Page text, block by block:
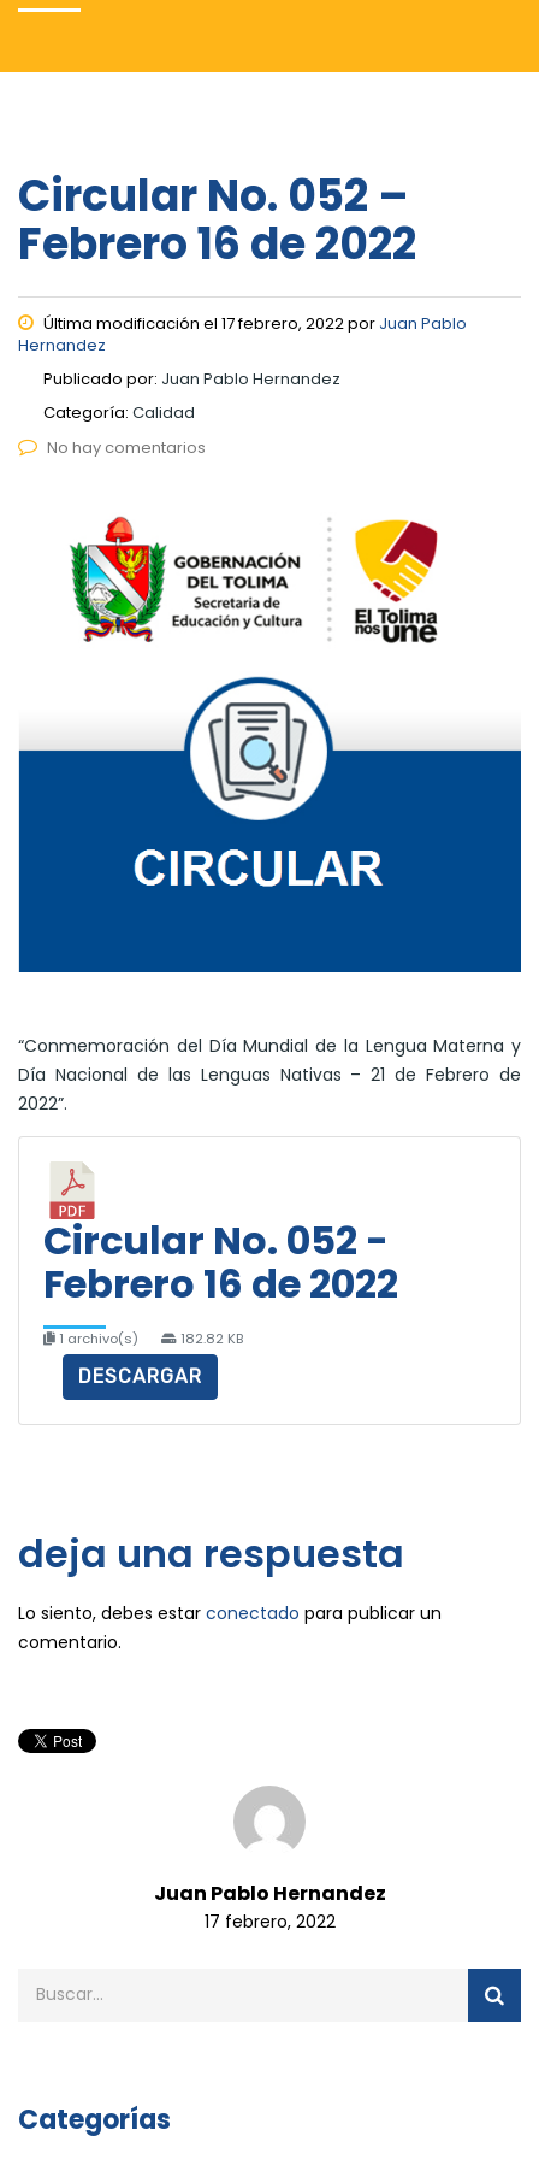
Circular No. 052 –
Febrero 16 de 2022
Última modificación el 17 febrero, 2022 por Juan Pablo
Hernandez
Publicado por: Juan Pablo Hernandez
Categoría: Calidad
No hay comentarios
“Conmemoración del Día Mundial de la Lengua Materna y
Día Nacional de las Lenguas Nativas – 21 de Febrero de
2022”.
Circular No. 052 -
Febrero 16 de 2022
1 archivo(s) 182.82 KB
DESCARGAR
deja una respuesta
Lo siento, debes estar conectado para publicar un
comentario.
Juan Pablo Hernandez
17 febrero, 2022
Categorías